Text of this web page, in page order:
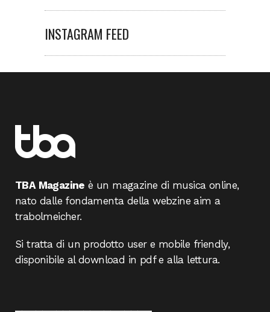
INSTAGRAM FEED
TBA Magazine è un magazine di musica online,
nato dalle fondamenta della webzine aim a
trabolmeicher.
Si tratta di un prodotto user e mobile friendly,
disponibile al download in pdf e alla lettura.